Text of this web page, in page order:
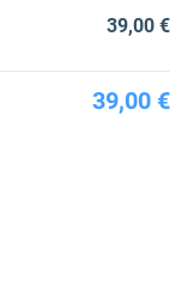
39,00 €
39,00 €